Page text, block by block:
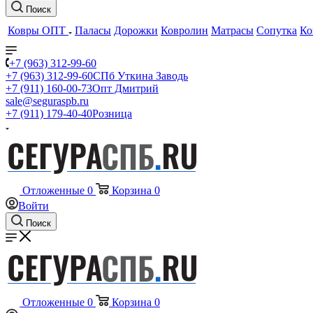
Поиск
Ковры ОПТ Паласы Дорожки Ковролин Матрасы Сопутка
+7 (963) 312-99-60
+7 (963) 312-99-60СПб Уткина Заводь
+7 (911) 160-00-73Опт Дмитрий
sale@seguraspb.ru
+7 (911) 179-40-40Розница
Отложенные 0 Корзина 0
Войти
Поиск
Отложенные 0 Корзина 0